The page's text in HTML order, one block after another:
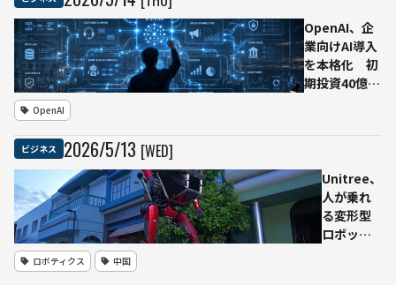
Intelligence」
発表
OpenAI、企
業向けAI導入
を本格化 初
期投資40億ド
設立
OpenAI
ビジネス 2026/5/13 [WED]
Unitree、
人が乗れ
る変形型
ロボット
ロボティクス 中国